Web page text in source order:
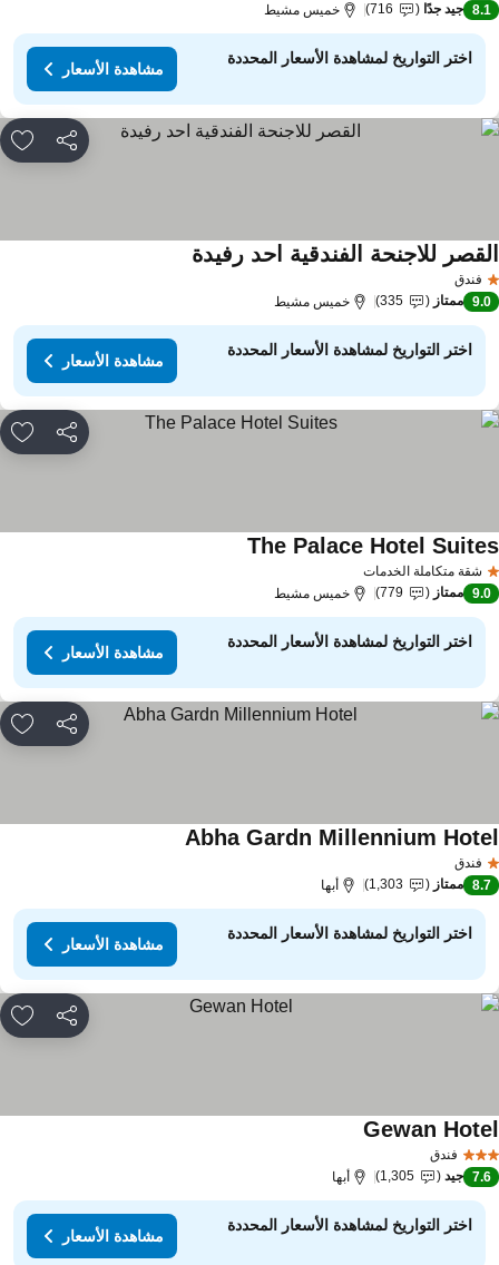
8.1 جيد جدًا 716 خميس مشيط
اختر التواريخ لمشاهدة الأسعار المحددة
مشاهدة الأسعار
مشاركة
فندق
للاجنحة الفندقية احد رفيدةمشاهدة الأسعار
9.0 ممتاز 335 خميس مشيط
اختر التواريخ لمشاهدة الأسعار المحددة
مشاهدة الأسعار
مشاركة
شقة متكاملة الخدمات
The Palace Hotelمشاهدة الأسعار
9.0 ممتاز 779 خميس مشيط
اختر التواريخ لمشاهدة الأسعار المحددة
مشاهدة الأسعار
مشاركة
فندق
Abha Gardn Millennium مشاهدة الأسعار
8.7 ممتاز 1,303 أبها
اختر التواريخ لمشاهدة الأسعار المحددة
مشاهدة الأسعار
مشاركة
فندق
Gewanمشاهدة الأسعار
7.6 جيد 1,305 أبها
اختر التواريخ لمشاهدة الأسعار المحددة
مشاهدة الأسعار